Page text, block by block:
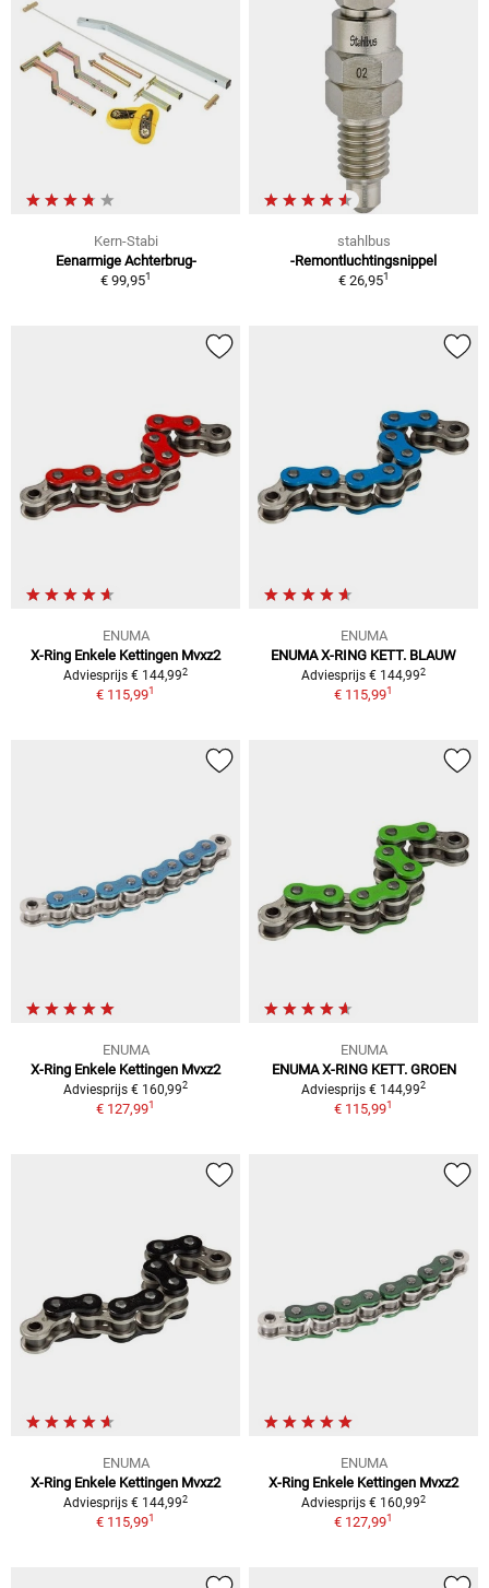
Kern-Stabi
Eenarmige Achterbrug-
€ 99,951
stahlbus
-Remontluchtingsnippel
€ 26,951
ENUMA
X-Ring Enkele Kettingen Mvxz2
Adviesprijs € 144,992
€ 115,991
ENUMA
ENUMA X-RING KETT. BLAUW
Adviesprijs € 144,992
€ 115,991
ENUMA
X-Ring Enkele Kettingen Mvxz2
Adviesprijs € 160,992
€ 127,991
ENUMA
ENUMA X-RING KETT. GROEN
Adviesprijs € 144,992
€ 115,991
ENUMA
X-Ring Enkele Kettingen Mvxz2
Adviesprijs € 144,992
€ 115,991
ENUMA
X-Ring Enkele Kettingen Mvxz2
Adviesprijs € 160,992
€ 127,991